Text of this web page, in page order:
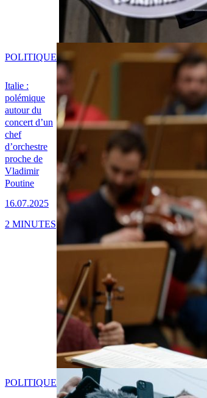
Italie :
polémique
autour du
concert d’un
chef
d’orchestre
proche de
Vladimir
Poutine
16.07.2025
POLITIQUE
2 MINUTES
POLITIQUE